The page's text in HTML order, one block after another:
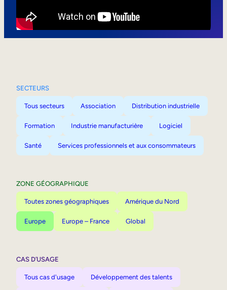
SECTEURS
Tous secteurs Association Distribution industrielle
Formation Industrie manufacturière Logiciel
Santé Services professionnels et aux consommateurs
ZONE GÉOGRAPHIQUE
Toutes zones géographiques Amérique du Nord
Europe Europe – France Global
CAS D’USAGE
Tous cas d'usage Développement des talents